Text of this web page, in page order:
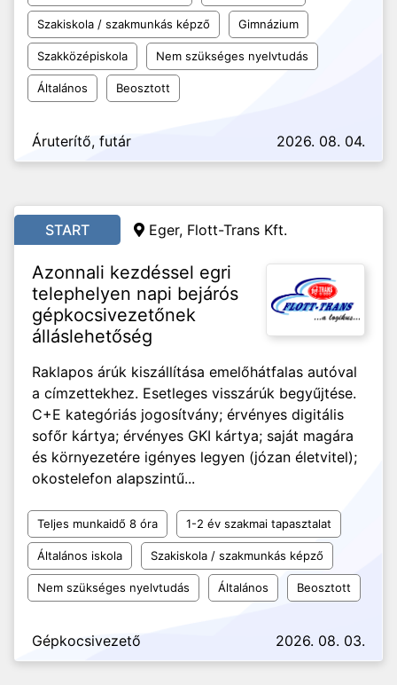
Szakiskola / szakmunkás képző Gimnázium
Szakközépiskola Nem szükséges nyelvtudás
Általános Beosztott
Áruterítő, futár 2026. 08. 04.
START Eger, Flott-Trans Kft.
Azonnali kezdéssel egri
telephelyen napi bejárós
gépkocsivezetőnek
álláslehetőség
Raklapos árúk kiszállítása emelőhátfalas autóval
a címzettekhez. Esetleges visszárúk begyűjtése.
C+E kategóriás jogosítvány; érvényes digitális
sofőr kártya; érvényes GKI kártya; saját magára
és környezetére igényes legyen (józan életvitel);
okostelefon alapszintű...
Teljes munkaidő 8 óra 1-2 év szakmai tapasztalat
Általános iskola Szakiskola / szakmunkás képző
Nem szükséges nyelvtudás Általános Beosztott
Gépkocsivezető 2026. 08. 03.